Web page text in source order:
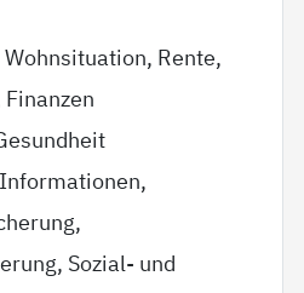
Rente,
Sozial- und